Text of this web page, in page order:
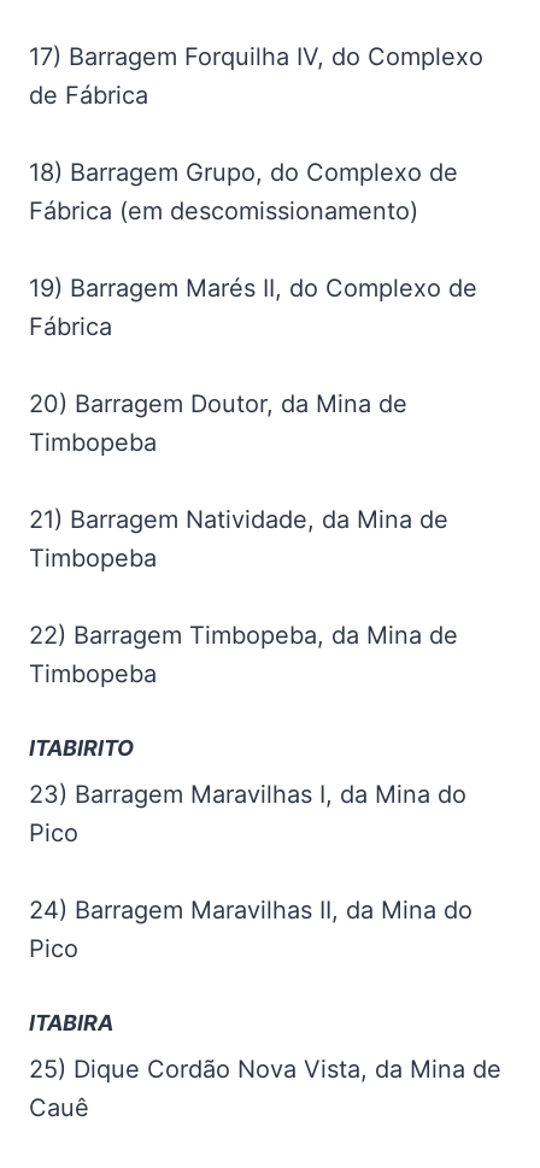
17) Barragem Forquilha IV, do Complexo
de Fábrica
18) Barragem Grupo, do Complexo de
Fábrica (em descomissionamento)
19) Barragem Marés II, do Complexo de
Fábrica
20) Barragem Doutor, da Mina de
Timbopeba
21) Barragem Natividade, da Mina de
Timbopeba
22) Barragem Timbopeba, da Mina de
Timbopeba
ITABIRITO
23) Barragem Maravilhas I, da Mina do
Pico
24) Barragem Maravilhas II, da Mina do
Pico
ITABIRA
25) Dique Cordão Nova Vista, da Mina de
Cauê